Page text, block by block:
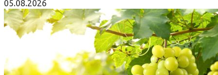
05.08.2026